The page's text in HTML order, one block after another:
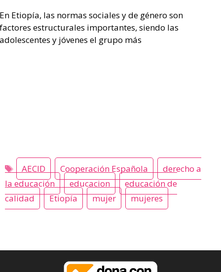
En Etiopía, las normas sociales y de género son
factores estructurales importantes, siendo las
adolescentes y jóvenes el grupo más
AECID Cooperación Española
derecho a
la educación
educacion
educación de
calidad
Etiopía mujer mujeres